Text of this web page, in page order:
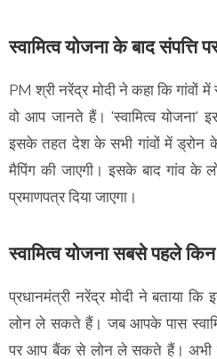
स्वामित्व योजना के बाद संपत्ति
PM श्री नरेंद्र मोदी ने कहा कि गांवों
वो आप जानते हैं। 'स्वामित्व योजना'
इसके तहत देश के सभी गांवों में ड्रोन के
मैपिंग की जाएगी। इसके बाद गांव के
प्रमाणपत्र दिया जाएगा।
स्वामित्व योजना सबसे पहले
प्रधानमंत्री नरेंद्र मोदी ने बताया कि
लोन ले सकते हैं। जब आपके पास
पर आप बैंक से लोन ले सकते हैं। अभी